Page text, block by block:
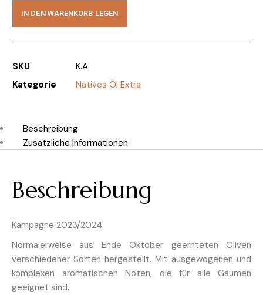
IN DEN WARENKORB LEGEN
SKU
K.A.
Kategorie
Natives Öl Extra
Beschreibung
Zusätzliche Informationen
Beschreibung
Kampagne 2023/2024.
Normalerweise aus Ende Oktober geernteten Oliven
verschiedener Sorten hergestellt. Mit ausgewogenen und
komplexen aromatischen Noten, die für alle Gaumen
geeignet sind.